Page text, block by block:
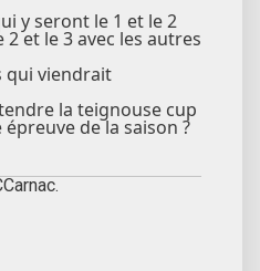
y seront le 1 et le 2
et le 3 avec les autres
qui viendrait
la teignouse cup
de la saison ?